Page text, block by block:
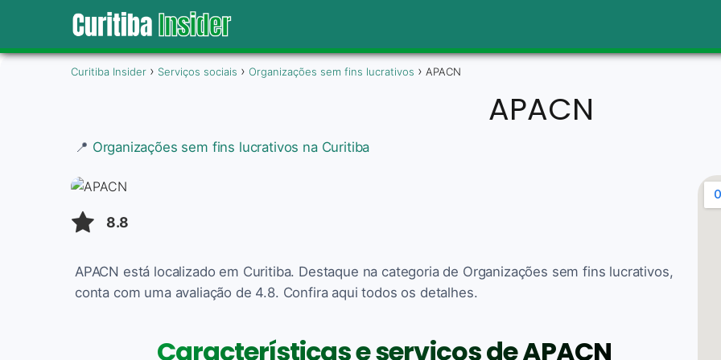
Curitiba Insider Serviços sociais Organizações sem fins lucrativos APACN
APACN
📍 Organizações sem fins lucrativos na Curitiba
8.8
APACN está localizado em Curitiba. Destaque na categoria de Organizações sem fins lucrativos,
conta com uma avaliação de 4.8. Confira aqui todos os detalhes.
Características e serviços de APACN